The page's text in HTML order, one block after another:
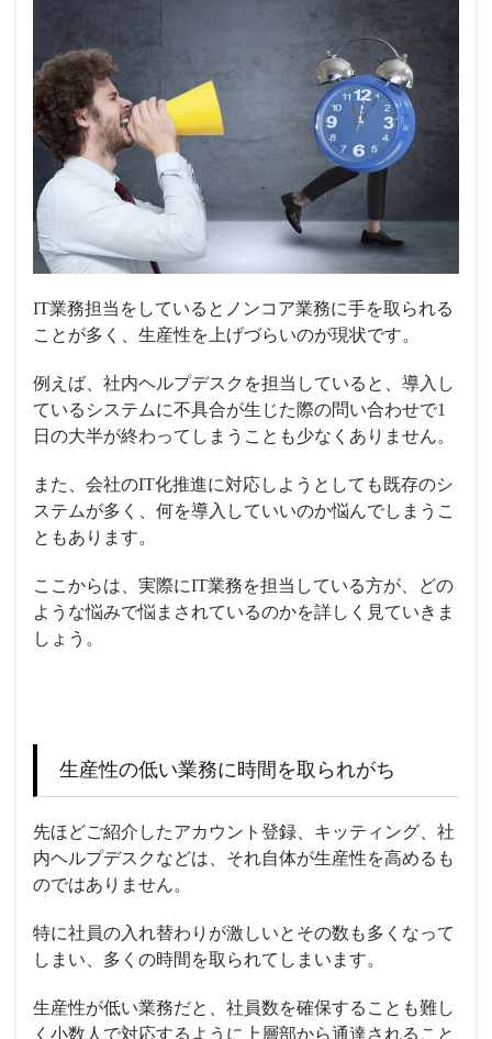
IT業務担当をしているとノンコア業務に手を取られる
ことが多く、生産性を上げづらいのが現状です。
例えば、社内ヘルプデスクを担当していると、導入し
ているシステムに不具合が生じた際の問い合わせで1
日の大半が終わってしまうことも少なくありません。
また、会社のIT化推進に対応しようとしても既存のシ
ステムが多く、何を導入していいのか悩んでしまうこ
ともあります。
ここからは、実際にIT業務を担当している方が、どの
ような悩みで悩まされているのかを詳しく見ていきま
しょう。
生産性の低い業務に時間を取られがち
先ほどご紹介したアカウント登録、キッティング、社
内ヘルプデスクなどは、それ自体が生産性を高めるも
のではありません。
特に社員の入れ替わりが激しいとその数も多くなって
しまい、多くの時間を取られてしまいます。
生産性が低い業務だと、社員数を確保することも難し
く小数人で対応するように上層部から通達されること